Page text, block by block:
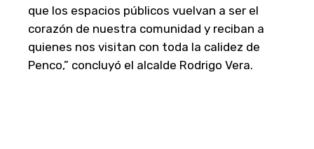
que los espacios públicos vuelvan a ser el
corazón de nuestra comunidad y reciban a
quienes nos visitan con toda la calidez de
Penco,” concluyó el alcalde Rodrigo Vera.